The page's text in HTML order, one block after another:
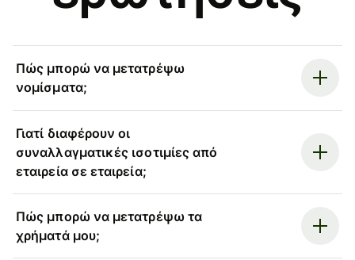
Πώς μπορώ να μετατρέψω
νομίσματα;
Γιατί διαφέρουν οι
συναλλαγματικές ισοτιμίες από
εταιρεία σε εταιρεία;
Πώς μπορώ να μετατρέψω τα
χρήματά μου;